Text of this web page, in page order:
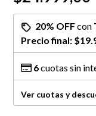
20% OFFcon
Precio final:
6cuotas sin
Ver cuotas y